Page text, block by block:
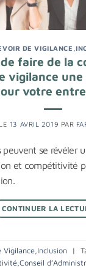
DE VIGILANCE ,
faire de la
vigilance
votre
13 AVRIL 2019 PAR
peuvent se révéler
et compétitivité
CONTINUER LA
Vigilance Inclusion |
Conseil